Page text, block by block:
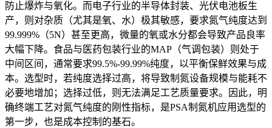
防止爆炸与氧化。而电子行业的半导体封装、光伏电池板生
产，则对杂质（尤其是氧、水）极其敏感，要求氮气纯度达到
99.999%（5N）甚至更高，微量的氧或水分都会导致产品良率
大幅下降。食品与医药包装行业的MAP（气调包装）则处于
中间区间，通常要求99.5%-99.99%纯度，以平衡保鲜效果与成
本。选型时，若纯度选择过高，将导致制氮设备规模与能耗不
必要地增加；选择过低，则无法满足工艺质量要求。因此，明
确终端工艺对氮气纯度的刚性指标，是PSA制氮机应用选型的
第一步，也是成本控制的基石。